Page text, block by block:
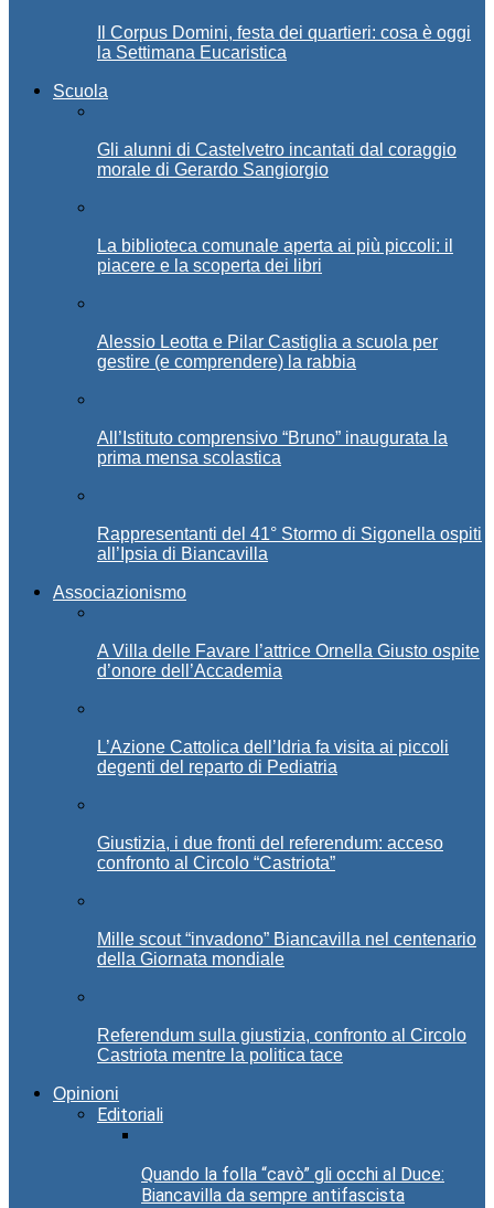
Il Corpus Domini, festa dei quartieri: cosa è oggi
la Settimana Eucaristica
Scuola
Gli alunni di Castelvetro incantati dal coraggio
morale di Gerardo Sangiorgio
La biblioteca comunale aperta ai più piccoli: il
piacere e la scoperta dei libri
Alessio Leotta e Pilar Castiglia a scuola per
gestire (e comprendere) la rabbia
All’Istituto comprensivo “Bruno” inaugurata la
prima mensa scolastica
Rappresentanti del 41° Stormo di Sigonella ospiti
all’Ipsia di Biancavilla
Associazionismo
A Villa delle Favare l’attrice Ornella Giusto ospite
d’onore dell’Accademia
L’Azione Cattolica dell’Idria fa visita ai piccoli
degenti del reparto di Pediatria
Giustizia, i due fronti del referendum: acceso
confronto al Circolo “Castriota”
Mille scout “invadono” Biancavilla nel centenario
della Giornata mondiale
Referendum sulla giustizia, confronto al Circolo
Castriota mentre la politica tace
Opinioni
Editoriali
Quando la folla “cavò” gli occhi al Duce:
Biancavilla da sempre antifascista